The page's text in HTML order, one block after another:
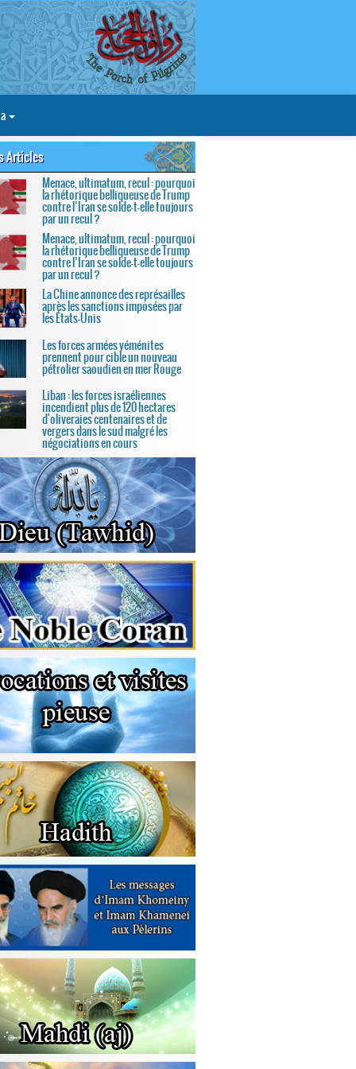
Articles
Menace, ultimatum, recul : pourquoi
la rhétorique belliqueuse de Trump
contre l’Iran se solde-t-elle toujours
par un recul ?
Menace, ultimatum, recul : pourquoi
la rhétorique belliqueuse de Trump
contre l’Iran se solde-t-elle toujours
par un recul ?
La Chine annonce des représailles
après les sanctions imposées par
les États-Unis
Les forces armées yéménites
prennent pour cible un nouveau
pétrolier saoudien en mer Rouge
Liban : les forces israéliennes
incendient plus de 120 hectares
d'oliveraies centenaires et de
vergers dans le sud malgré les
négociations en cours